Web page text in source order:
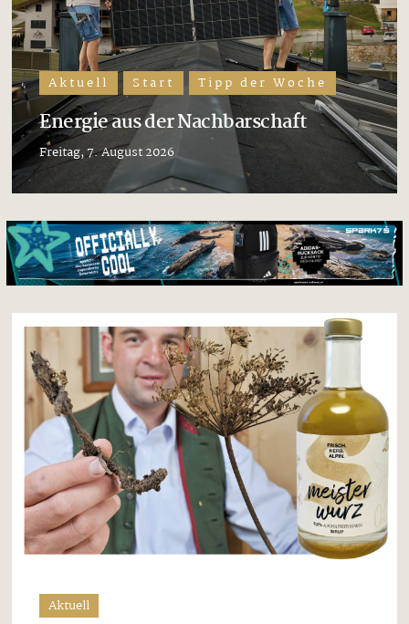
Aktuell Start Tipp der Woche
Energie aus der Nachbarschaft
Freitag, 7. August 2026
Aktuell